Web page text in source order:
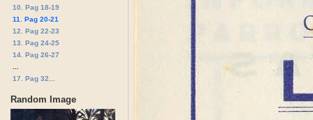
10. Pag 18-19
11. Pag 20-21
12. Pag 22-23
13. Pag 24-25
14. Pag 26-27
17. Pag 32...
Random Image